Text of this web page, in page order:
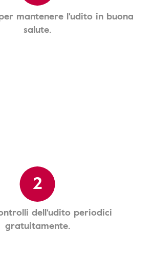
mantenere l'udito in buona
salute.
2
dell'udito periodici
gratuitamente.